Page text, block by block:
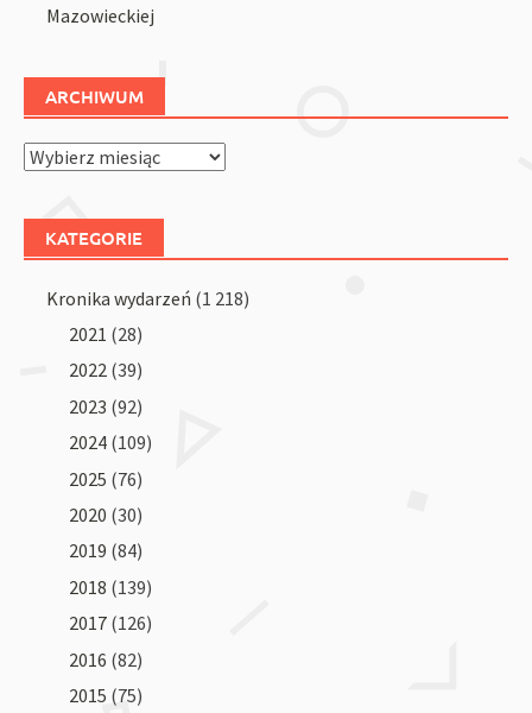
Mazowieckiej
ARCHIWUM
Archiwum
KATEGORIE
Kronika wydarzeń (1 218)
2021 (28)
2022 (39)
2023 (92)
2024 (109)
2025 (76)
2020 (30)
2019 (84)
2018 (139)
2017 (126)
2016 (82)
2015 (75)